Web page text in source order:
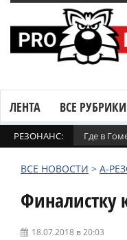
ЛЕНТА ВСЕ РУБРИКИ
РЕЗОНАНС: Где в
ВСЕ НОВОСТИ > А-
Финалистку
18.07.2018 в 20:03